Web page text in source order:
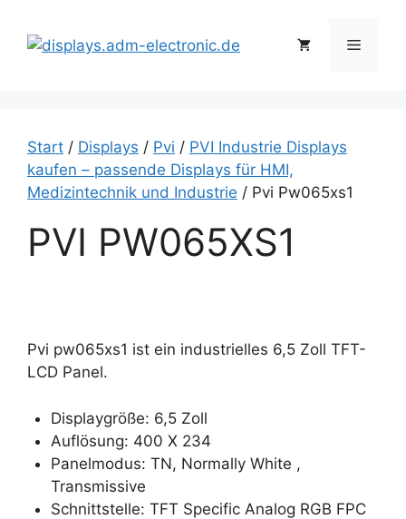
Inhalt
springen
Menü
Start / Displays / Pvi / PVI Industrie Displays
kaufen – passende Displays für HMI,
Medizintechnik und Industrie / Pvi Pw065xs1
PVI PW065XS1
Pvi pw065xs1 ist ein industrielles 6,5 Zoll TFT-
LCD Panel.
Displaygröße: 6,5 Zoll
Auflösung: 400 X 234
Panelmodus: TN, Normally White ,
Transmissive
Schnittstelle: TFT Specific Analog RGB FPC